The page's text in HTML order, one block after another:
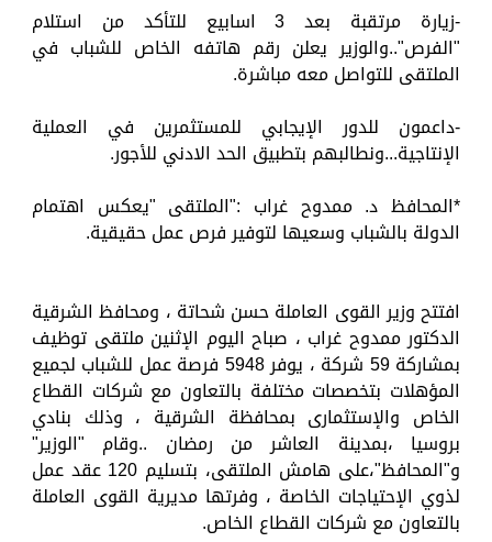
-زيارة مرتقبة بعد 3 اسابيع للتأكد من استلام
"الفرص"..والوزير يعلن رقم هاتفه الخاص للشباب في
الملتقى للتواصل معه مباشرة.
-داعمون للدور الإيجابي للمستثمرين في العملية
الإنتاجية...ونطالبهم بتطبيق الحد الادني للأجور.
*المحافظ د. ممدوح غراب :"الملتقى "يعكس اهتمام
الدولة بالشباب وسعيها لتوفير فرص عمل حقيقية.
افتتح وزير القوى العاملة حسن شحاتة ، ومحافظ الشرقية
الدكتور ممدوح غراب ، صباح اليوم الإثنين ملتقى توظيف
بمشاركة 59 شركة ، يوفر 5948 فرصة عمل للشباب لجميع
المؤهلات بتخصصات مختلفة بالتعاون مع شركات القطاع
الخاص والإستثمارى بمحافظة الشرقية ، وذلك بنادي
بروسيا ،بمدينة العاشر من رمضان ..وقام "الوزير"
و"المحافظ"،على هامش الملتقى، بتسليم 120 عقد عمل
لذوي الإحتياجات الخاصة ، وفرتها مديرية القوى العاملة
بالتعاون مع شركات القطاع الخاص.